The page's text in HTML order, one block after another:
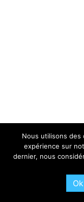
Nous utilisons des
expérience sur
dernier, nous
Ok